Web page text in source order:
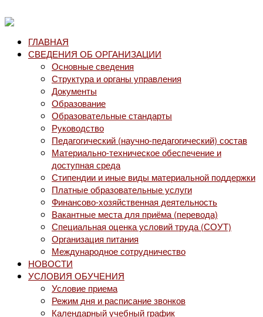
ГЛАВНАЯ
СВЕДЕНИЯ ОБ ОРГАНИЗАЦИИ
Основные сведения
Структура и органы управления
Документы
Образование
Образовательные стандарты
Руководство
Педагогический (научно-педагогический) состав
Материально-техническое обеспечение и
доступная среда
Стипендии и иные виды материальной поддержки
Платные образовательные услуги
Финансово-хозяйственная деятельность
Вакантные места для приёма (перевода)
Специальная оценка условий труда (СОУТ)
Организация питания
Международное сотрудничество
НОВОСТИ
УСЛОВИЯ ОБУЧЕНИЯ
Условие приема
Режим дня и расписание звонков
Календарный учебный график